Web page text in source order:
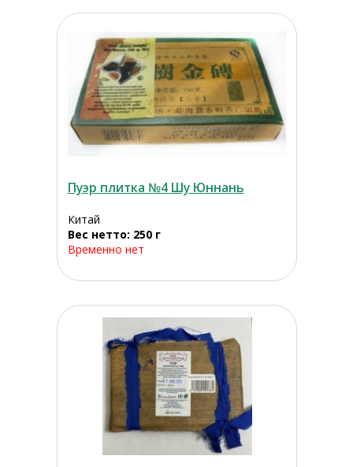
Пуэр плитка №4 Шу Юннань
Китай
Вес нетто: 250 г
Временно нет